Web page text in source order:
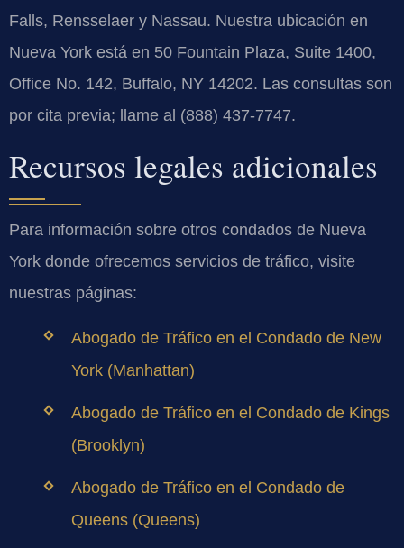
Falls, Rensselaer y Nassau. Nuestra ubicación en
Nueva York está en 50 Fountain Plaza, Suite 1400,
Office No. 142, Buffalo, NY 14202. Las consultas son
por cita previa; llame al (888) 437-7747.
Recursos legales adicionales
Para información sobre otros condados de Nueva
York donde ofrecemos servicios de tráfico, visite
nuestras páginas:
Abogado de Tráfico en el Condado de New
York (Manhattan)
Abogado de Tráfico en el Condado de Kings
(Brooklyn)
Abogado de Tráfico en el Condado de
Queens (Queens)